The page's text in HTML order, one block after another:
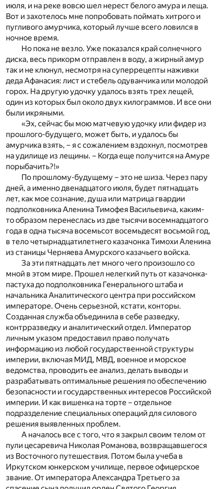
июля, и на реке вовсю шел нерест белого амура и леща.
Вот и захотелось мне попробовать поймать хитрого и
пугливого амурчика, который лучше всего ловился в
ночное время.
Но пока не везло. Уже показался край солнечного
диска, весь прикорм отправлен в воду, а жирный амур
так и не клюнул, несмотря на суперрецепты наживки
деда Афанасия: лист и стебель одуванчика или молодой
горох. На другую удочку удалось взять трех лещей,
один из которых был около двух килограммов. И все они
были икряными.
«Эх, сейчас бы мою матчевую удочку или фидер из
прошлого-будущего, может быть, и удалось бы
амурчика взять, – я с сожалением вздохнул, посмотрев
на удилище из лещины. – Когда еще получится на Амуре
порыбачить?!»
По прошлому-будущему – это не шиза. Через пару
дней, а именно двенадцатого июля, будет пятнадцать
лет, как мое сознание, душа или матрица гвардии
подполковника Аленина Тимофея Васильевича, каким-
то образом перенеслась из две тысячи восемнадцатого
года в одна тысяча восемьсот восемьдесят восьмой год,
в тело четырнадцатилетнего казачонка Тимохи Аленина
из станицы Черняева Амурского казачьего войска.
За эти пятнадцать лет много чего произошло со
мной в этом мире. Прошел нелегкий путь от казачонка-
пастуха до подполковника Генерального штаба и
начальника Аналитического центра при российском
императоре. Очень серьезной, кстати, конторы.
Созданная служба объединила в себе разведку,
контрразведку и аналитический отдел. Император
личным указом предоставил право получать
информацию из любой государственной структуры
империи, включая МИД, МВД, военное и морское
ведомства, проводить ее анализ, делать выводы и
разрабатывать оптимальные решения по обеспечению
безопасности и государственных интересов Российской
империи. И как вишенка на торте – отдельное
подразделение специальных операций для силового
решения выявленных проблем.
А началось все с того, что я закрыл своим телом от
пули цесаревича Николая Романова, возвращавшегося
из Восточного путешествия. Потом была учеба в
Иркутском юнкерском училище, первое офицерское
звание. От императора Александра Третьего за